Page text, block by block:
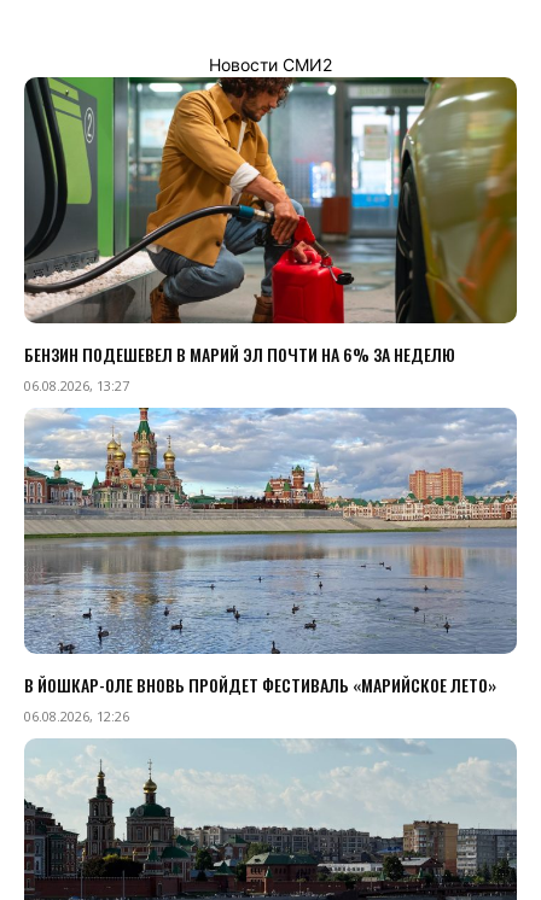
Новости СМИ2
БЕНЗИН ПОДЕШЕВЕЛ В МАРИЙ ЭЛ ПОЧТИ НА 6% ЗА НЕДЕЛЮ
06.08.2026, 13:27
В ЙОШКАР-ОЛЕ ВНОВЬ ПРОЙДЕТ ФЕСТИВАЛЬ «МАРИЙСКОЕ ЛЕТО»
06.08.2026, 12:26